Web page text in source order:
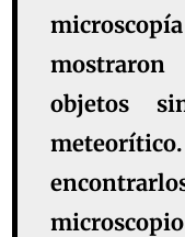
objetos